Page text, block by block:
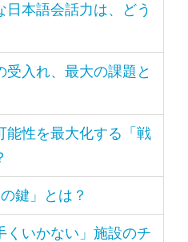
日本語会話力は、どう
受入れ、最大の課題と
能性を最大化する「戦
鍵」とは？
くいかない」施設のチ